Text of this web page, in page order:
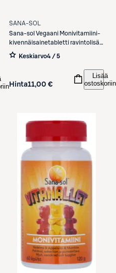
SANA-SOL
Sana-sol Vegaani Monivitamiini-
kivennäisainetabletti ravintolisä
150tabl
Keskiarvo4 / 5
Hinta11,00 €
Lisää
ostoskoriin